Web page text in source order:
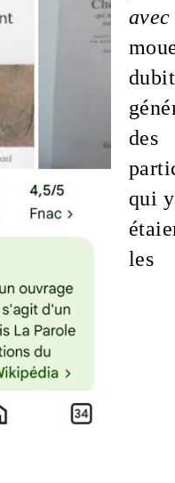
avec
des
qui y
les